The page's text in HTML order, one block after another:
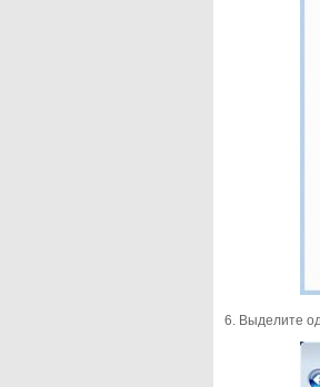
6. Выделите